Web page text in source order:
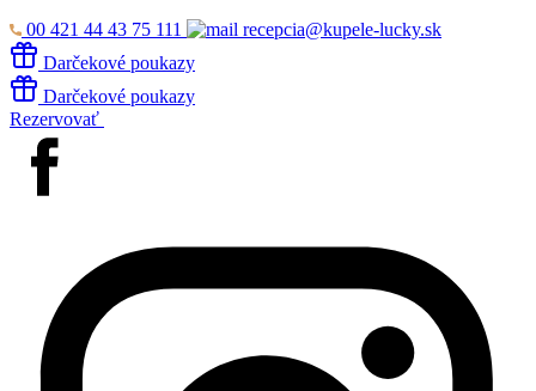
00 421 44 43 75 111
recepcia@kupele-lucky.sk
Darčekové poukazy
Darčekové poukazy
Rezervovať